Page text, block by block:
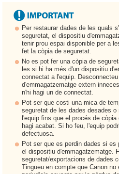
Per restaurar dades de les quals
seguretat, el dispositiu
tenir prou espai disponible per a
fet la còpia de seguretat.
No es pot fer una còpia de
les si hi ha més d'un dispositiu
connectat a l'equip.
d'emmagatzematge extern
n'hi hagi un de connectat.
Pot ser que costi una mica de
seguretat de les dades desades o
l'equip fins que el procés de
hagi acabat. Si ho feu, l'equip
defectuosa.
Pot ser que es perdin dades si es
el dispositiu d'emmagatzematge.
seguretat/exportacions de dades
Tingueu en compte que Canon